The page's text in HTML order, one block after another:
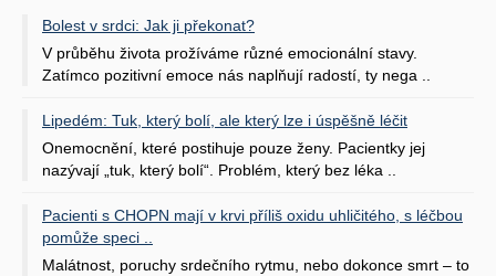
Bolest v srdci: Jak ji překonat?
V průběhu života prožíváme různé emocionální stavy.
Zatímco pozitivní emoce nás naplňují radostí, ty nega ..
Lipedém: Tuk, který bolí, ale který lze i úspěšně léčit
Onemocnění, které postihuje pouze ženy. Pacientky jej
nazývají „tuk, který bolí“. Problém, který bez léka ..
Pacienti s CHOPN mají v krvi příliš oxidu uhličitého, s léčbou
pomůže speci ..
Malátnost, poruchy srdečního rytmu, nebo dokonce smrt – to